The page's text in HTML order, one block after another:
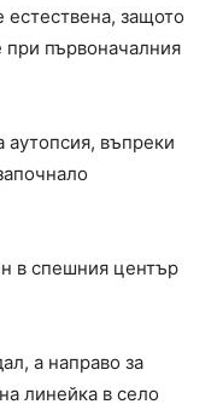
естествена, защото
при първоначалния
аутопсия, въпреки
в спешния център
а направо за
линейка в село